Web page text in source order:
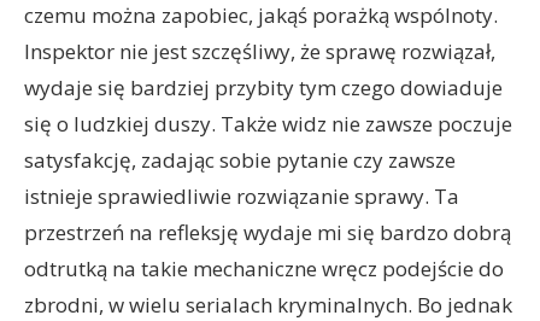
czemu można zapobiec, jakąś porażką wspólnoty.
Inspektor nie jest szczęśliwy, że sprawę rozwiązał,
wydaje się bardziej przybity tym czego dowiaduje
się o ludzkiej duszy. Także widz nie zawsze poczuje
satysfakcję, zadając sobie pytanie czy zawsze
istnieje sprawiedliwie rozwiązanie sprawy. Ta
przestrzeń na refleksję wydaje mi się bardzo dobrą
odtrutką na takie mechaniczne wręcz podejście do
zbrodni, w wielu serialach kryminalnych. Bo jednak